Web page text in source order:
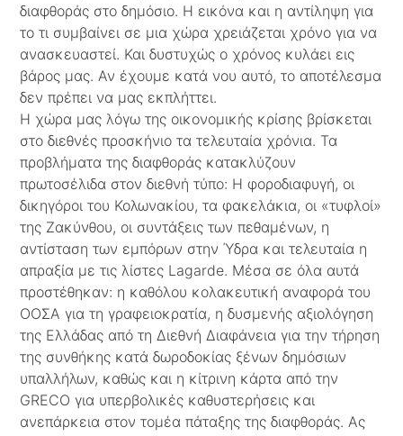
διαφθοράς στο δημόσιο. Η εικόνα και η αντίληψη για
το τι συμβαίνει σε μια χώρα χρειάζεται χρόνο για να
ανασκευαστεί. Και δυστυχώς ο χρόνος κυλάει εις
βάρος μας. Αν έχουμε κατά νου αυτό, το αποτέλεσμα
δεν πρέπει να μας εκπλήττει.
Η χώρα μας λόγω της οικονομικής κρίσης βρίσκεται
στο διεθνές προσκήνιο τα τελευταία χρόνια. Τα
προβλήματα της διαφθοράς κατακλύζουν
πρωτοσέλιδα στον διεθνή τύπο: Η φοροδιαφυγή, οι
δικηγόροι του Κολωνακίου, τα φακελάκια, οι «τυφλοί»
της Ζακύνθου, οι συντάξεις των πεθαμένων, η
αντίσταση των εμπόρων στην Ύδρα και τελευταία η
απραξία με τις λίστες Lagarde. Μέσα σε όλα αυτά
προστέθηκαν: η καθόλου κολακευτική αναφορά του
ΟΟΣΑ για τη γραφειοκρατία, η δυσμενής αξιολόγηση
της Ελλάδας από τη Διεθνή Διαφάνεια για την τήρηση
της συνθήκης κατά δωροδοκίας ξένων δημόσιων
υπαλλήλων, καθώς και η κίτρινη κάρτα από την
GRECO για υπερβολικές καθυστερήσεις και
ανεπάρκεια στον τομέα πάταξης της διαφθοράς. Ας